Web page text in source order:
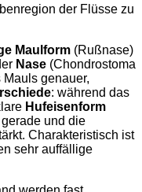
der Flüsse zu
Maulform (Rußnase)
Nase (Chondrostoma
genauer,
: während das
Hufeisenform
und die
Charakteristisch ist
sehr auffällige